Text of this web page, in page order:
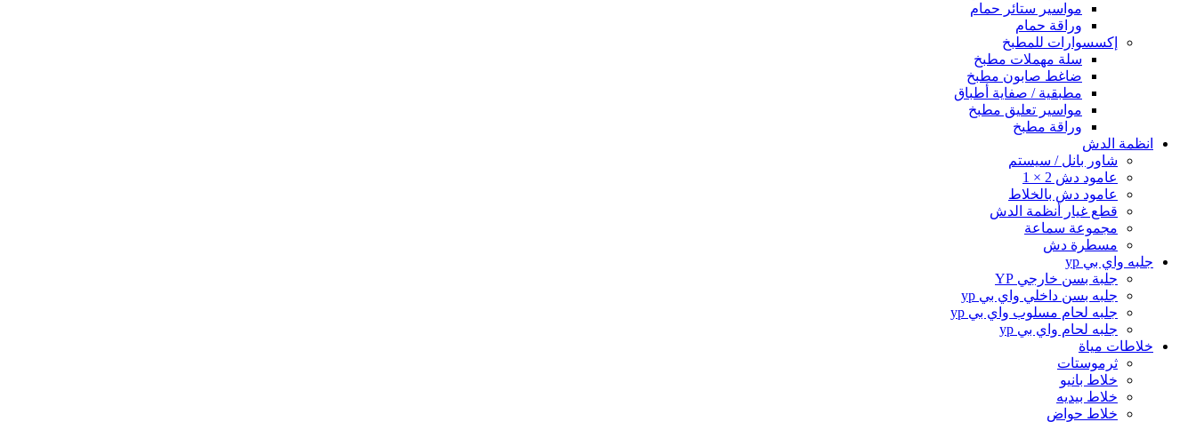
مواسير ستائر حمام
وراقة حمام
إكسسوارات للمطبخ
سلة مهملات مطبخ
ضاغط صابون مطبخ
مطبقية / صفاية أطباق
مواسير تعليق مطبخ
وراقة مطبخ
انظمة الدش
شاور بانل / سيستم
عامود دش 2 × 1
عامود دش بالخلاط
قطع غيار أنظمة الدش
مجموعة سماعة
مسطرة دش
جلبه واي بي yp
جلبة بسن خارجي YP
جلبه بسن داخلي واي بي yp
جلبه لحام مسلوب واي بي yp
جلبه لحام واي بي yp
خلاطات مياة
ثرموستات
خلاط بانيو
خلاط بيديه
خلاط حواض